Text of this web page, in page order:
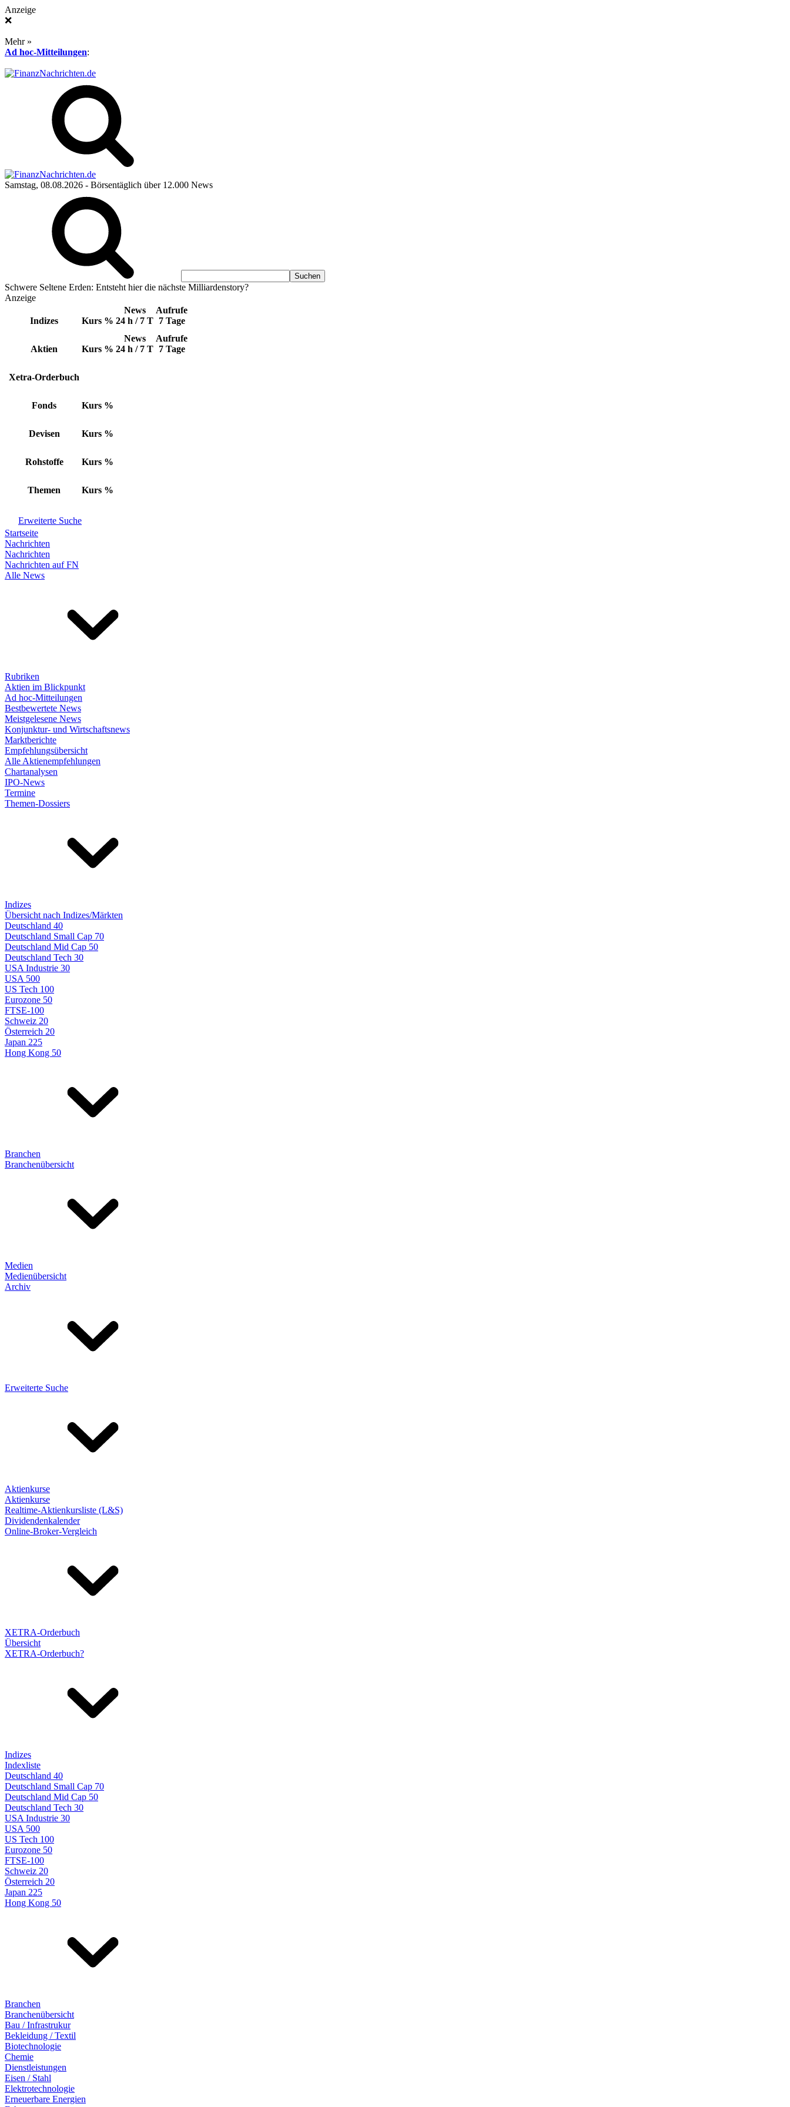
Anzeige
❌
Mehr »
Ad hoc-Mitteilungen:
Samstag, 08.08.2026 - Börsentäglich über 12.000 News
Schwere Seltene Erden: Entsteht hier die nächste Milliardenstory?
Anzeige
Indizes Kurs %
News
24 h / 7 T
Aufrufe
7 Tage
Aktien Kurs %
News
24 h / 7 T
Aufrufe
7 Tage
Xetra-Orderbuch
Fonds Kurs %
Devisen Kurs %
Rohstoffe Kurs %
Themen Kurs %
Erweiterte Suche
Startseite
Nachrichten
Nachrichten
Nachrichten auf FN
Alle News
Rubriken
Aktien im Blickpunkt
Ad hoc-Mitteilungen
Bestbewertete News
Meistgelesene News
Konjunktur- und Wirtschaftsnews
Marktberichte
Empfehlungsübersicht
Alle Aktienempfehlungen
Chartanalysen
IPO-News
Termine
Themen-Dossiers
Indizes
Übersicht nach Indizes/Märkten
Deutschland 40
Deutschland Small Cap 70
Deutschland Mid Cap 50
Deutschland Tech 30
USA Industrie 30
USA 500
US Tech 100
Eurozone 50
FTSE-100
Schweiz 20
Österreich 20
Japan 225
Hong Kong 50
Branchen
Branchenübersicht
Medien
Medienübersicht
Archiv
Erweiterte Suche
Aktienkurse
Aktienkurse
Realtime-Aktienkursliste (L&S)
Dividendenkalender
Online-Broker-Vergleich
XETRA-Orderbuch
Übersicht
XETRA-Orderbuch?
Indizes
Indexliste
Deutschland 40
Deutschland Small Cap 70
Deutschland Mid Cap 50
Deutschland Tech 30
USA Industrie 30
USA 500
US Tech 100
Eurozone 50
FTSE-100
Schweiz 20
Österreich 20
Japan 225
Hong Kong 50
Branchen
Branchenübersicht
Bau / Infrastrukur
Bekleidung / Textil
Biotechnologie
Chemie
Dienstleistungen
Eisen / Stahl
Elektrotechnologie
Erneuerbare Energien